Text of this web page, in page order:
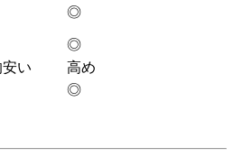
◎
◎
安い
高め
◎